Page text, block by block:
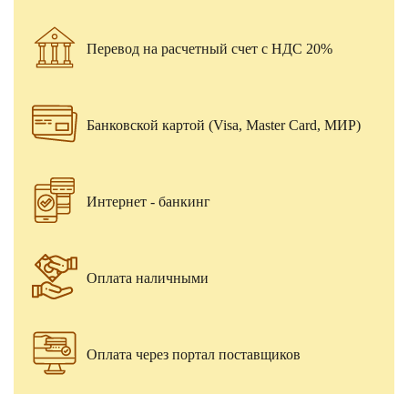
Перевод на расчетный счет с НДС 20%
Банковской картой (Visa, Master Card, МИР)
Интернет - банкинг
Оплата наличными
Оплата через портал поставщиков